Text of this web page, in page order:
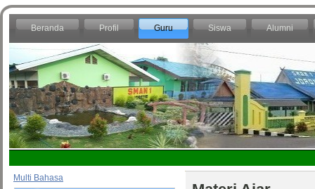
Beranda Profil Guru Siswa Alumni
Multi Bahasa